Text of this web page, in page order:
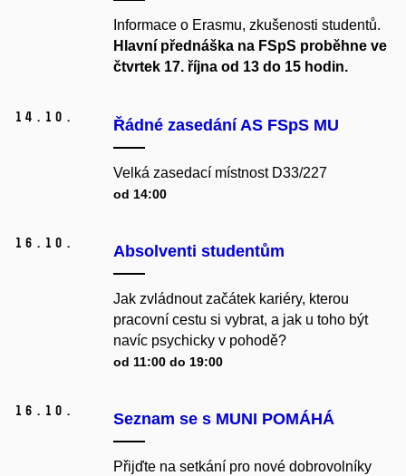
Informace o Erasmu, zkušenosti studentů.
Hlavní přednáška na FSpS proběhne ve
čtvrtek 17. října od 13 do 15 hodin.
14. 10. Řádné zasedání AS FSpS MU
Velká zasedací místnost D33/227
od 14:00
16. 10. Absolventi studentům
Jak zvládnout začátek kariéry, kterou
pracovní cestu si vybrat, a jak u toho být
navíc psychicky v pohodě?
od 11:00 do 19:00
16. 10. Seznam se s MUNI POMÁHÁ
Přijďte na setkání pro nové dobrovolníky